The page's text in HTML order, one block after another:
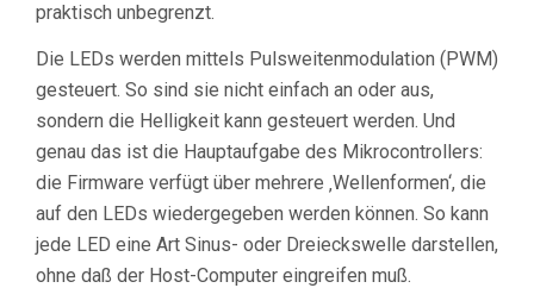
praktisch unbegrenzt.
Die LEDs werden mittels Pulsweitenmodulation (PWM)
gesteuert. So sind sie nicht einfach an oder aus,
sondern die Helligkeit kann gesteuert werden. Und
genau das ist die Hauptaufgabe des Mikrocontrollers:
die Firmware verfügt über mehrere ‚Wellenformen‘, die
auf den LEDs wiedergegeben werden können. So kann
jede LED eine Art Sinus- oder Dreieckswelle darstellen,
ohne daß der Host-Computer eingreifen muß.